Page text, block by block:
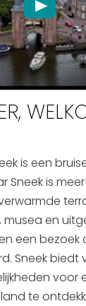
is een
is
en
een bezoek
Sneek biedt
voor
te